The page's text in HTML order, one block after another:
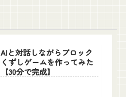
AIと対話しながらブロック
くずしゲームを作ってみた
【30分で完成】